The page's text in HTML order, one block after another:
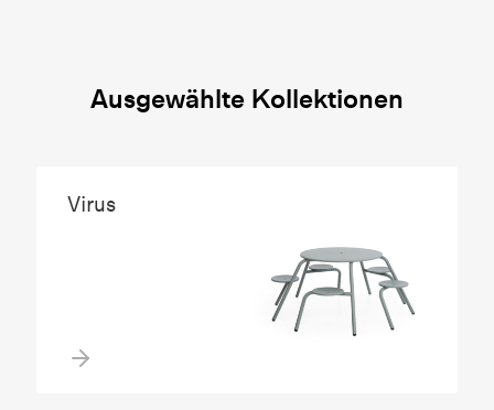
Ausgewählte Kollektionen
Virus